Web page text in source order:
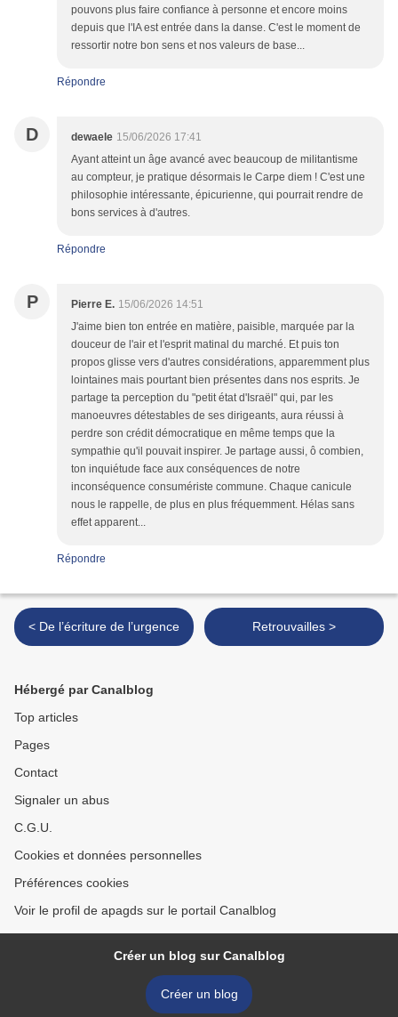
pouvons plus faire confiance à personne et encore moins
depuis que l'IA est entrée dans la danse. C'est le moment de
ressortir notre bon sens et nos valeurs de base...
Répondre
D dewaele 15/06/2026 17:41
Ayant atteint un âge avancé avec beaucoup de militantisme
au compteur, je pratique désormais le Carpe diem ! C'est une
philosophie intéressante, épicurienne, qui pourrait rendre de
bons services à d'autres.
Répondre
P Pierre E. 15/06/2026 14:51
J'aime bien ton entrée en matière, paisible, marquée par la
douceur de l'air et l'esprit matinal du marché. Et puis ton
propos glisse vers d'autres considérations, apparemment plus
lointaines mais pourtant bien présentes dans nos esprits. Je
partage ta perception du "petit état d'Israël" qui, par les
manoeuvres détestables de ses dirigeants, aura réussi à
perdre son crédit démocratique en même temps que la
sympathie qu'il pouvait inspirer. Je partage aussi, ô combien,
ton inquiétude face aux conséquences de notre
inconséquence consumériste commune. Chaque canicule
nous le rappelle, de plus en plus fréquemment. Hélas sans
effet apparent...
Répondre
< De l’écriture de l’urgence Retrouvailles >
Hébergé par Canalblog
Top articles
Pages
Contact
Signaler un abus
C.G.U.
Cookies et données personnelles
Préférences cookies
Voir le profil de apagds sur le portail Canalblog
Créer un blog sur Canalblog
Créer un blog